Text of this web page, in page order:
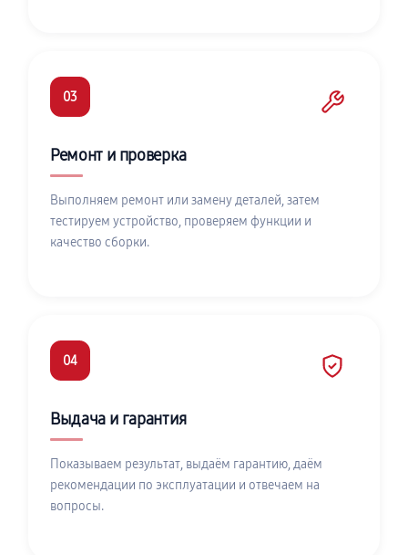
03
Ремонт и проверка
Выполняем ремонт или замену деталей, затем
тестируем устройство, проверяем функции и
качество сборки.
04
Выдача и гарантия
Показываем результат, выдаём гарантию, даём
рекомендации по эксплуатации и отвечаем на
вопросы.